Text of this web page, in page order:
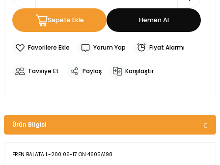
Sepete Ekle Hemen Al
Yorum Yap Fiyat Alarmı
Tavsiye Et Paylaş Karşılaştır
Ürün Bilgisi
FREN BALATA L-200 06-17 ÖN 4605A198